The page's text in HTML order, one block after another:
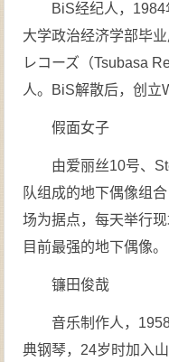
BiS经纪人，
大学政治经济学部毕
レコーズ（Tsubasa
人。BiS解散后，创立
假面女子
由爱丽丝10号、
队组成的地下偶像组
场为据点，每天举行
目前最强的地下偶像。
镰田俊哉
音乐制作人，
典钢琴，24岁时加入